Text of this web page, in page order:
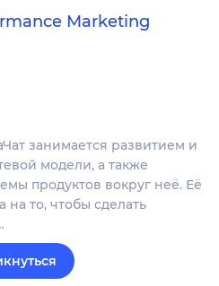
Marketing
занимается развитием и
модели, а также
продуктов вокруг неё. Её
на то, чтобы сделать